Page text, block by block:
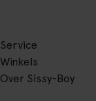
Service
Winkels
Over Sissy-Boy